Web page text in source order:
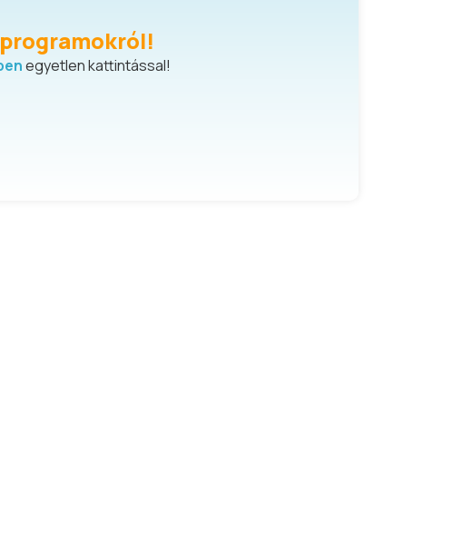
egyetlen kattintással!